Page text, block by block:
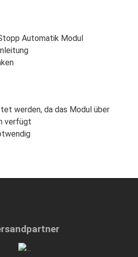
Automatik Modul
werden, da das Modul über
verfügt